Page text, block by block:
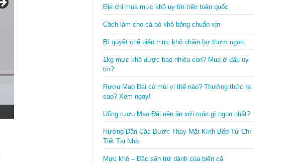
Chứng nhận hàng Việt Nam chất lượng cao 2017 do người tiêu dùng bình
Địa chỉ mua mực khô uy tín trên toàn quốc
Cách làm cho cá bò khô bông chuẩn xịn
Bí quyết chế biến mực khô chiên bơ thơm ngon
1kg mực khô được bao nhiêu con? Mua ở đâu uy
tín?
Rượu Mao Đài có mùi vị thế nào? Thưởng thức ra
sao? Xem ngay!
Uống rượu Mao Đài nên ăn với món gì ngon nhất?
Hướng Dẫn Các Bước Thay Mặt Kính Bếp Từ Chi
Tiết Tại Nhà
Mực khô – Đặc sản trứ dành của biển cả